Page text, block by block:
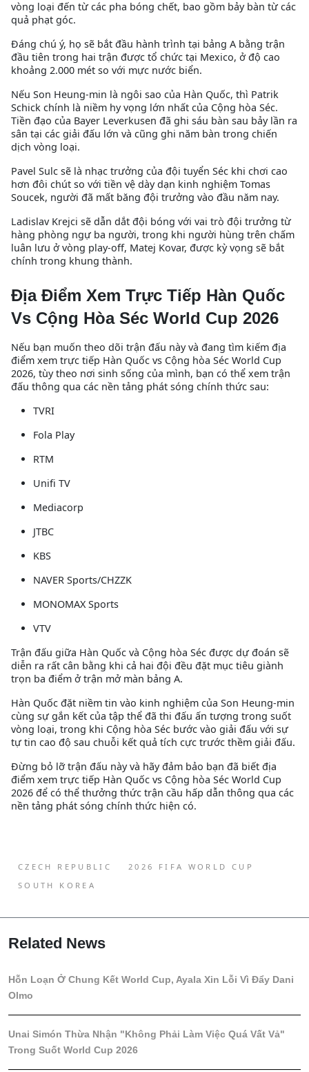
vòng loại đến từ các pha bóng chết, bao gồm bảy bàn từ các
quả phạt góc.
Đáng chú ý, họ sẽ bắt đầu hành trình tại bảng A bằng trận
đầu tiên trong hai trận được tổ chức tại Mexico, ở độ cao
khoảng 2.000 mét so với mực nước biển.
Nếu Son Heung-min là ngôi sao của Hàn Quốc, thì Patrik
Schick chính là niềm hy vọng lớn nhất của Cộng hòa Séc.
Tiền đạo của Bayer Leverkusen đã ghi sáu bàn sau bảy lần ra
sân tại các giải đấu lớn và cũng ghi năm bàn trong chiến
dịch vòng loại.
Pavel Sulc sẽ là nhạc trưởng của đội tuyển Séc khi chơi cao
hơn đôi chút so với tiền vệ dày dạn kinh nghiệm Tomas
Soucek, người đã mất băng đội trưởng vào đầu năm nay.
Ladislav Krejci sẽ dẫn dắt đội bóng với vai trò đội trưởng từ
hàng phòng ngự ba người, trong khi người hùng trên chấm
luân lưu ở vòng play-off, Matej Kovar, được kỳ vọng sẽ bắt
chính trong khung thành.
Địa Điểm Xem Trực Tiếp Hàn Quốc
Vs Cộng Hòa Séc World Cup 2026
Nếu bạn muốn theo dõi trận đấu này và đang tìm kiếm địa
điểm xem trực tiếp Hàn Quốc vs Cộng hòa Séc World Cup
2026, tùy theo nơi sinh sống của mình, bạn có thể xem trận
đấu thông qua các nền tảng phát sóng chính thức sau:
TVRI
Fola Play
RTM
Unifi TV
Mediacorp
JTBC
KBS
NAVER Sports/CHZZK
MONOMAX Sports
VTV
Trận đấu giữa Hàn Quốc và Cộng hòa Séc được dự đoán sẽ
diễn ra rất cân bằng khi cả hai đội đều đặt mục tiêu giành
trọn ba điểm ở trận mở màn bảng A.
Hàn Quốc đặt niềm tin vào kinh nghiệm của Son Heung-min
cùng sự gắn kết của tập thể đã thi đấu ấn tượng trong suốt
vòng loại, trong khi Cộng hòa Séc bước vào giải đấu với sự
tự tin cao độ sau chuỗi kết quả tích cực trước thềm giải đấu.
Đừng bỏ lỡ trận đấu này và hãy đảm bảo bạn đã biết địa
điểm xem trực tiếp Hàn Quốc vs Cộng hòa Séc World Cup
2026 để có thể thưởng thức trận cầu hấp dẫn thông qua các
nền tảng phát sóng chính thức hiện có.
CZECH REPUBLIC
2026 FIFA WORLD CUP
SOUTH KOREA
Related News
Hỗn Loạn Ở Chung Kết World Cup, Ayala Xin Lỗi Vì Đẩy Dani
Olmo
Unai Simón Thừa Nhận "Không Phải Làm Việc Quá Vất Vả"
Trong Suốt World Cup 2026